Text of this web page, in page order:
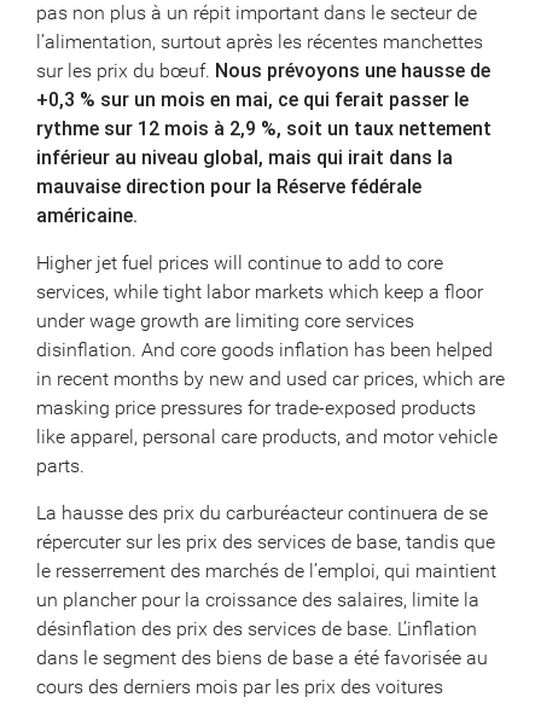
pas non plus à un répit important dans le secteur de
l’alimentation, surtout après les récentes manchettes
sur les prix du bœuf. Nous prévoyons une hausse de
+0,3 % sur un mois en mai, ce qui ferait passer le
rythme sur 12 mois à 2,9 %, soit un taux nettement
inférieur au niveau global, mais qui irait dans la
mauvaise direction pour la Réserve fédérale
américaine.
Higher jet fuel prices will continue to add to core
services, while tight labor markets which keep a floor
under wage growth are limiting core services
disinflation. And core goods inflation has been helped
in recent months by new and used car prices, which are
masking price pressures for trade-exposed products
like apparel, personal care products, and motor vehicle
parts.
La hausse des prix du carburéacteur continuera de se
répercuter sur les prix des services de base, tandis que
le resserrement des marchés de l’emploi, qui maintient
un plancher pour la croissance des salaires, limite la
désinflation des prix des services de base. L’inflation
dans le segment des biens de base a été favorisée au
cours des derniers mois par les prix des voitures